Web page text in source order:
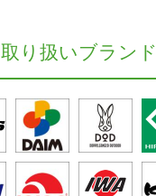
取り扱いブランド